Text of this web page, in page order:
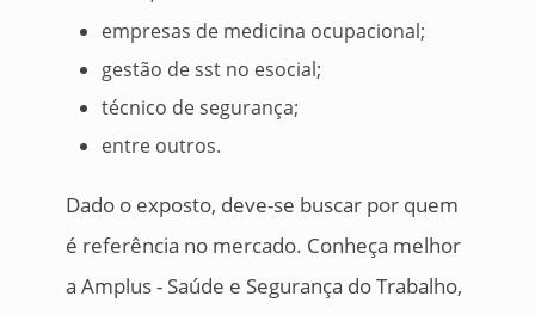
empresas de medicina ocupacional;
gestão de sst no esocial;
técnico de segurança;
entre outros.
Dado o exposto, deve-se buscar por quem
é referência no mercado. Conheça melhor
a Amplus - Saúde e Segurança do Trabalho,